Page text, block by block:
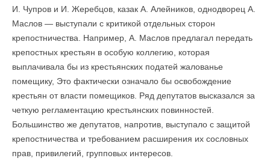
И. Чупров и И. Жеребцов, казак А. Алейников, однодворец А.
Маслов — выступали с критикой отдельных сторон
крепостничества. Например, А. Маслов предлагал передать
крепостных крестьян в особую коллегию, которая
выплачивала бы из крестьянских податей жалованье
помещику, Это фактически означало бы освобождение
крестьян от власти помещиков. Ряд депутатов высказался за
четкую регламентацию крестьянских повинностей.
Большинство же депутатов, напротив, выступало с защитой
крепостничества и требованием расширения их сословных
прав, привилегий, групповых интересов.